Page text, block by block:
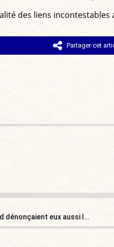
des liens
Partager cet
Affaire Fournas : quand Marchais, Mitterrand, Chirac et Giscard dénonçaient eux aussi l’immigration folle…